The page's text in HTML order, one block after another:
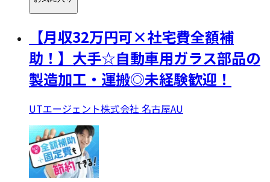
【月収32万円可×社宅費全額補
助！】大手☆自動車用ガラス部品の
製造加工・運搬◎未経験歓迎！
UTエージェント株式会社 名古屋AU